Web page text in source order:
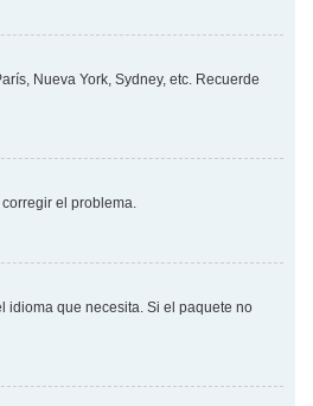
Nueva York, Sydney, etc. Recuerde
el problema.
idioma que necesita. Si el paquete no